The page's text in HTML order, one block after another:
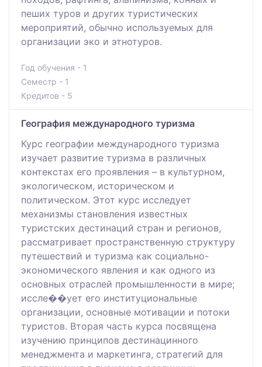
пеших туров и других туристических
мероприятий, обычно используемых для
организации эко и этнотуров.
Год обучения - 1
Семестр - 1
Кредитов - 5
География международного туризма
Курс географии международного туризма
изучает развитие туризма в различных
контекстах его проявления – в культурном,
экологическом, историческом и
политическом. Этот курс исследует
механизмы становления известных
туристских дестинаций стран и регионов,
рассматривает пространственную структуру
путешествий и туризма как социально-
экономического явления и как одного из
основных отраслей промышленности в мире;
иссле��ует его институциональные
организации, основные мотивации и потоки
туристов. Вторая часть курса посвящена
изучению принципов дестинацинного
менеджмента и маркетинга, стратегий для